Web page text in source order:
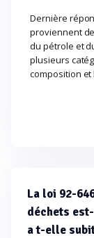
Dernière
proviennent
du pétrole et
plusieurs
composition
La loi 92-
déchets
a t-elle